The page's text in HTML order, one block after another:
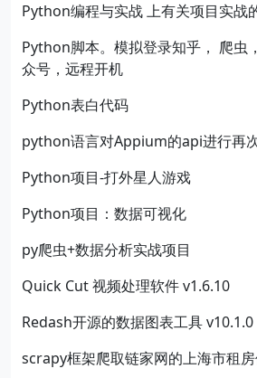
Python编程与实战 上有关项目实战
Python脚本。模拟登录知乎， 爬虫
众号，远程开机
Python表白代码
python语言对Appium的api进行再
Python项目-打外星人游戏
Python项目：数据可视化
py爬虫+数据分析实战项目
Quick Cut 视频处理软件 v1.6.10
Redash开源的数据图表工具 v10.1.0
scrapy框架爬取链家网的上海市租